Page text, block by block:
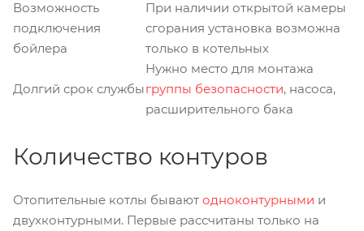
Возможность
подключения
бойлера
При наличии открытой камеры
сгорания установка возможна
только в котельных
Долгий срок службы
Нужно место для монтажа
группы безопасности, насоса,
расширительного бака
Количество контуров
Отопительные котлы бывают одноконтурными и
двухконтурными. Первые рассчитаны только на